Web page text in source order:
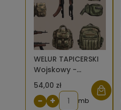
WELUR TAPICERSKI
Wojskowy -
ekwipunek na
ciemnym beżu [6-
8]
54,00 zł
− + mb